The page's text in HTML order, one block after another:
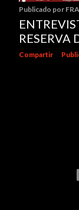
Publicado por
RESERVA
Compartir